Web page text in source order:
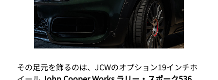
その足元を飾るのは、JCWのオプション19インチホ